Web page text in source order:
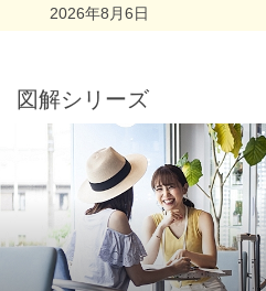
2026年8月6日
図解シリーズ